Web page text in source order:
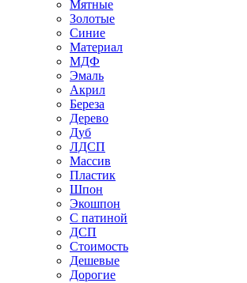
Мятные
Золотые
Синие
Материал
МДФ
Эмаль
Акрил
Береза
Дерево
Дуб
ЛДСП
Массив
Пластик
Шпон
Экошпон
С патиной
ДСП
Стоимость
Дешевые
Дорогие